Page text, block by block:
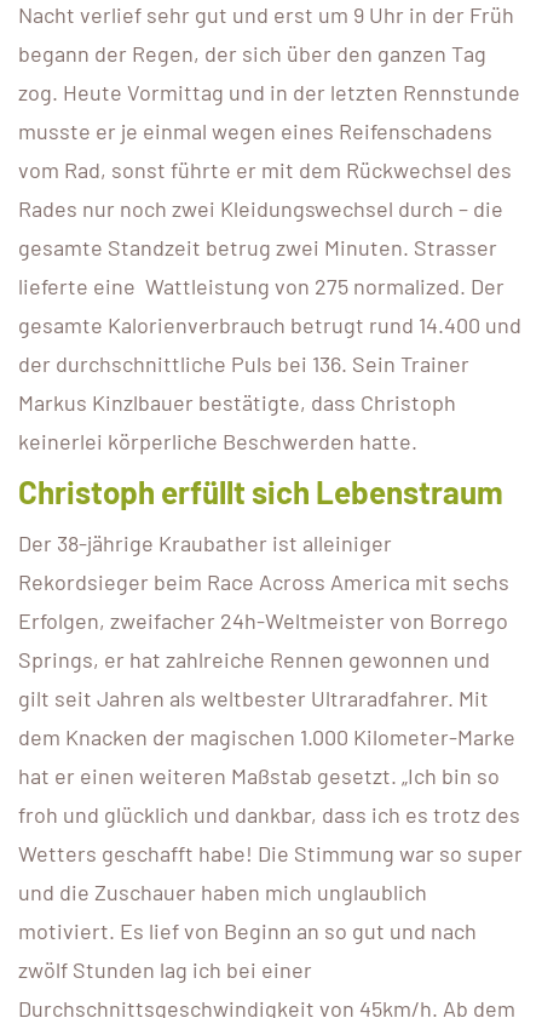
Nacht verlief sehr gut und erst um 9 Uhr in der Früh
begann der Regen, der sich über den ganzen Tag
zog. Heute Vormittag und in der letzten Rennstunde
musste er je einmal wegen eines Reifenschadens
vom Rad, sonst führte er mit dem Rückwechsel des
Rades nur noch zwei Kleidungswechsel durch – die
gesamte Standzeit betrug zwei Minuten. Strasser
lieferte eine Wattleistung von 275 normalized. Der
gesamte Kalorienverbrauch betrugt rund 14.400 und
der durchschnittliche Puls bei 136. Sein Trainer
Markus Kinzlbauer bestätigte, dass Christoph
keinerlei körperliche Beschwerden hatte.
Christoph erfüllt sich Lebenstraum
Der 38-jährige Kraubather ist alleiniger
Rekordsieger beim Race Across America mit sechs
Erfolgen, zweifacher 24h-Weltmeister von Borrego
Springs, er hat zahlreiche Rennen gewonnen und
gilt seit Jahren als weltbester Ultraradfahrer. Mit
dem Knacken der magischen 1.000 Kilometer-Marke
hat er einen weiteren Maßstab gesetzt. „Ich bin so
froh und glücklich und dankbar, dass ich es trotz des
Wetters geschafft habe! Die Stimmung war so super
und die Zuschauer haben mich unglaublich
motiviert. Es lief von Beginn an so gut und nach
zwölf Stunden lag ich bei einer
Durchschnittsgeschwindigkeit von 45km/h. Ab dem